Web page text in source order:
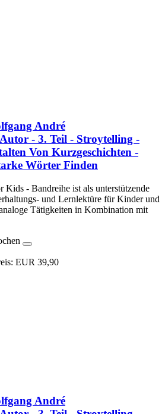
André
- 3. Teil - Stroytelling -
Von Kurzgeschichten -
Wörter Finden
Kids - Bandreihe ist als unterstützende
und Lernlektüre für Kinder und
Tätigkeiten in Kombination mit
EUR 39,90
André